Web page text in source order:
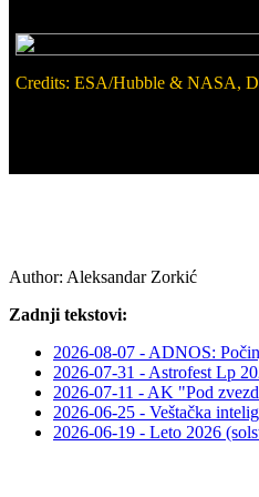
Credits: ESA/Hubble & NASA,
Author: Aleksandar Zorkić
Zadnji tekstovi:
2026-08-07 - ADNOS:
2026-07-31 - Astrofest Lp
2026-07-11 - AK "Pod
2026-06-25 - Veštačka
2026-06-19 - Leto 2026